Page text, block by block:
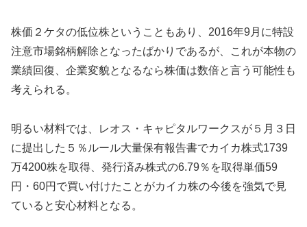
株価２ケタの低位株ということもあり、2016年9月に特設
注意市場銘柄解除となったばかりであるが、これが本物の
業績回復、企業変貌となるなら株価は数倍と言う可能性も
考えられる。
明るい材料では、レオス・キャピタルワークスが５月３日
に提出した５％ルール大量保有報告書でカイカ株式1739
万4200株を取得、発行済み株式の6.79％を取得単価59
円・60円で買い付けたことがカイカ株の今後を強気で見
ていると安心材料となる。